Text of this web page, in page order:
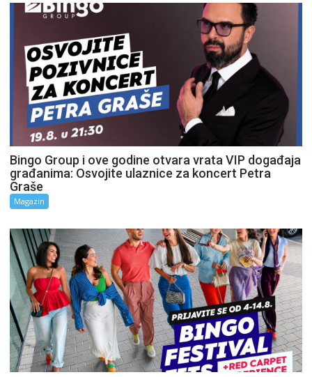
Bingo Group i ove godine otvara vrata VIP događaja
građanima: Osvojite ulaznice za koncert Petra
Graše
Magazin